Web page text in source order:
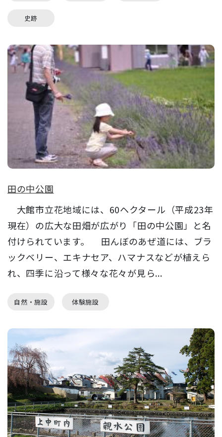
史跡
田の中公園
大館市立花地域には、60ヘクタール（平成23年
現在）の広大な田畑が広がり「田の中公園」と名
付けられています。 田んぼのあぜ道には、ブラ
ックベリー、エキナセア、ハマナスなどが植えら
れ、四季に沿って様々な花々が見ら...
自然・施設 体験施設